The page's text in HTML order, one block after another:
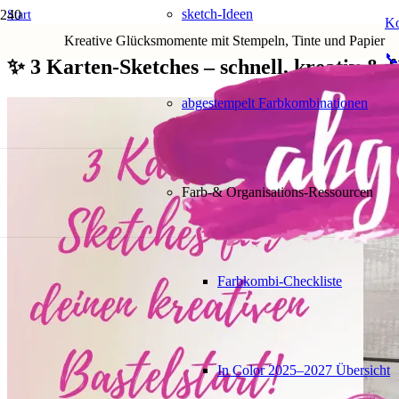
Kreative Glücksmomente mit Stempeln, Tinte und Papier
sketch-Ideen
abgestempelt Farbkombinationen
Farb-& Organisations-Ressourcen
Farbkombi-Checkliste
In Color 2025–2027 Übersicht
Start
✨ 3 Karten-Sketches – schnell, kreativ &